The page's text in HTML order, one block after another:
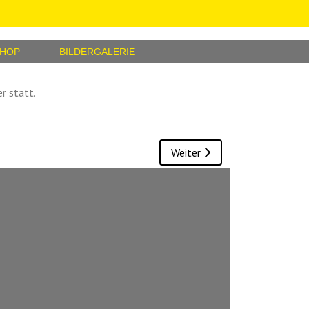
BILDERGALERIE
statt.
Nächster Beitrag: Bericht
Weiter